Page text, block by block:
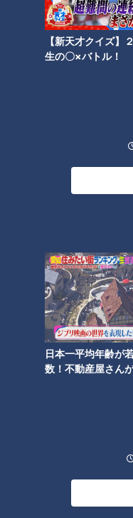
【新天才クイズ】
生の〇×バトル！
日本一平均年齢が
数！不動産屋さん
所？2025年の婚活、私に